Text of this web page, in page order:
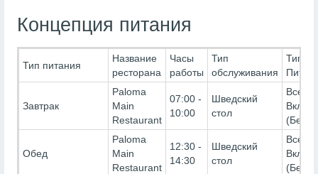
Концепция питания
Тип питания
Название
ресторана
Часы
работы
Тип
обслуживания
Тип
Завтрак
Paloma
Main
Restaurant
07:00 -
10:00
Шведский
стол
Все
Обед
Paloma
Main
Restaurant
12:30 -
14:30
Шведский
стол
Все